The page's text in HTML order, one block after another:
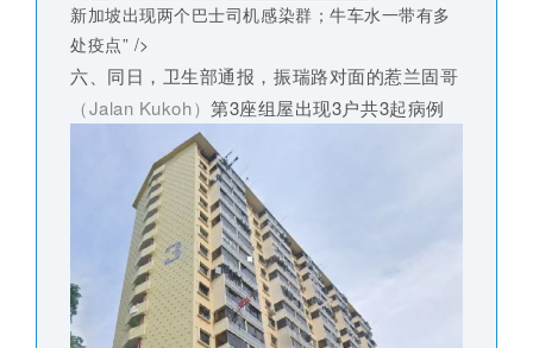
新加坡出现两个巴士司机感染群；牛车水一带有多
处疫点” />
六、同日，卫生部通报，振瑞路对面的惹兰固哥
（Jalan Kukoh）第3座组屋出现3户共3起病例